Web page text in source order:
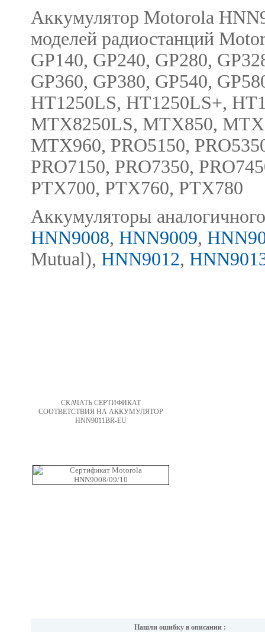
Аккумулятор Motorola
моделей радиостанций
GP140, GP240, GP280,
GP360, GP380, GP540,
HT1250LS, HT1250LS+,
MTX8250LS, MTX850,
MTX960, PRO5150,
PRO7150, PRO7350,
PTX700, PTX760, PTX780
Аккумуляторы
HNN9008, HNN9009,
Mutual), HNN9012,
СКАЧАТЬ СЕРТИФИКАТ
СООТВЕТСТВИЯ НА АККУМУЛЯТОР
HNN9011BR-EU
Нашли ошибку в описании :